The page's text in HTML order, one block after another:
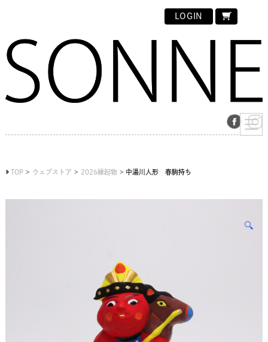
LOGIN
TOP ウェブストア 2026縁起物 中湯川人形 春駒持ち
🔍